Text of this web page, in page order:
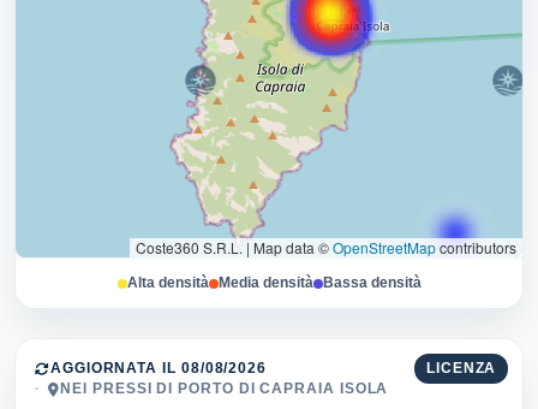
Coste360 S.R.L. | Map data ©OpenStreetMapcontributors
Alta densità Media densità Bassa densità
LICENZA
AGGIORNATA IL 08/08/2026
NEI PRESSI DI PORTO DI CAPRAIA ISOLA